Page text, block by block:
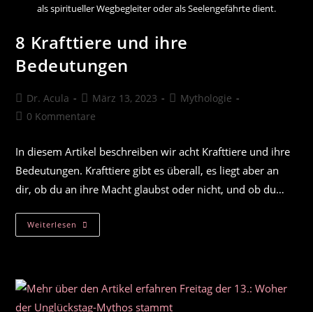
als spiritueller Wegbegleiter oder als Seelengefährte dient.
8 Krafttiere und ihre
Bedeutungen
Beitrags-
Autor:
Dr. Acula
Beitrag
veröffentlicht:
März 13, 2023
Beitrags-
Mythologie
Beitrags-
0 Kommentare
In diesem Artikel beschreiben wir acht Krafttiere und ihre
Bedeutungen. Krafttiere gibt es überall, es liegt aber an
dir, ob du an ihre Macht glaubst oder nicht, und ob du…
Weiterlesen
Krafttiere